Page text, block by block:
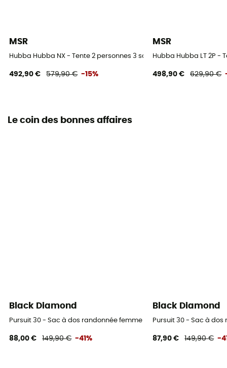
MSR
Hubba Hubba NX - Tente 2 personnes 3 saisons
492,90 € 579,90 € -15%
MSR
Hubba Hubba LT 2P -
498,90 € 629,90 €
Le coin des bonnes affaires
Black Diamond
Pursuit 30 - Sac à dos randonnée femme
88,00 € 149,90 € -41%
Black Diamond
Pursuit 30 - Sac à
87,90 € 149,90 € -